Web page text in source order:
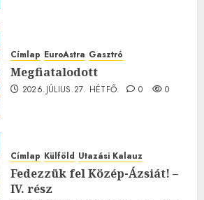
Címlap EuroAstra Gasztró
Megfiatalodott
2026.JÚLIUS.27. HÉTFŐ. 0 0
Címlap Külföld Utazási Kalauz
Fedezzük fel Közép-Ázsiát! –
IV. rész